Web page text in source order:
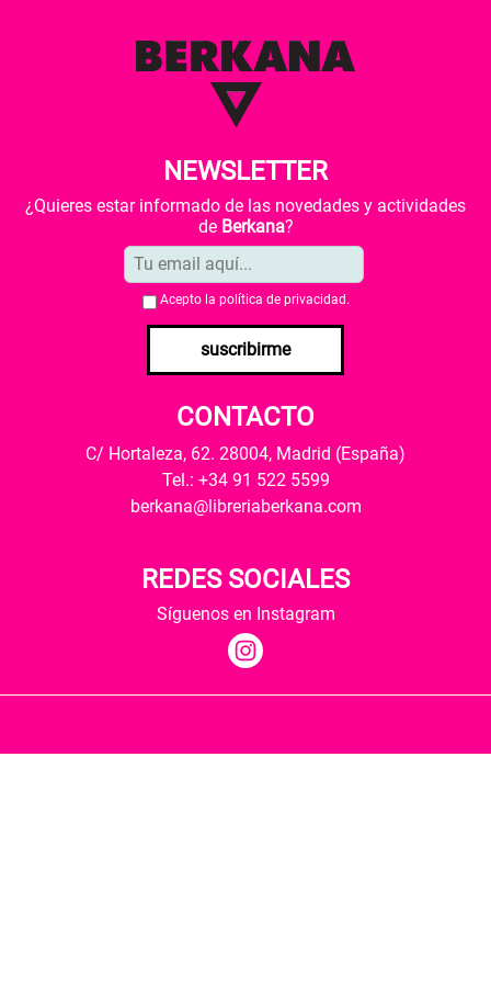
NEWSLETTER
¿Quieres estar informado de las novedades y actividades
de Berkana?
Acepto la política de privacidad .
suscribirme
CONTACTO
C/ Hortaleza, 62. 28004, Madrid (España)
Tel.: +34 91 522 5599
berkana@libreriaberkana.com
REDES SOCIALES
Síguenos en Instagram